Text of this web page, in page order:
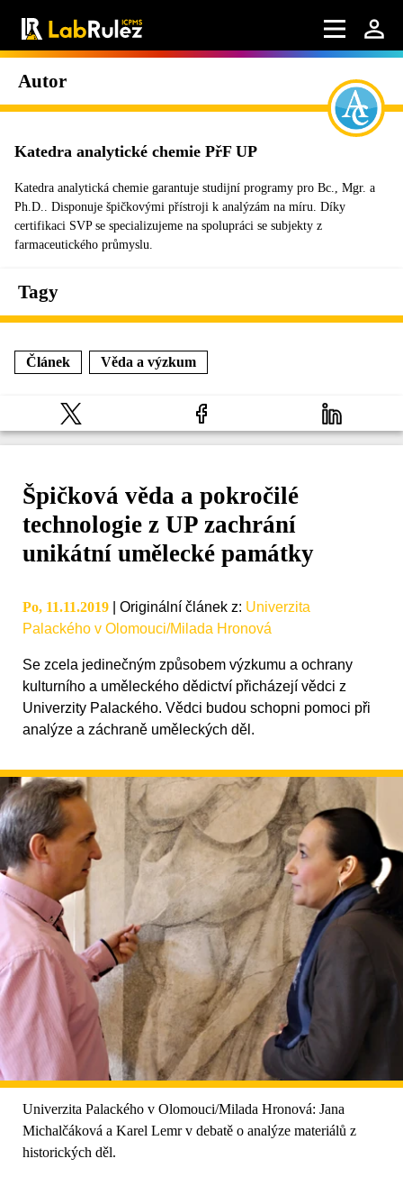
Autor
Katedra analytické chemie PřF UP
Katedra analytická chemie garantuje studijní programy pro Bc., Mgr. a
Ph.D.. Disponuje špičkovými přístroji k analýzám na míru. Díky
certifikaci SVP se specializujeme na spolupráci se subjekty z
farmaceutického průmyslu.
Tagy
Článek Věda a výzkum
Špičková věda a pokročilé
technologie z UP zachrání
unikátní umělecké památky
Po, 11.11.2019 Originální článek z: Univerzita
Palackého v Olomouci/Milada Hronová
Se zcela jedinečným způsobem výzkumu a ochrany
kulturního a uměleckého dědictví přicházejí vědci z
Univerzity Palackého. Vědci budou schopni pomoci při
analýze a záchraně uměleckých děl.
Univerzita Palackého v Olomouci/Milada Hronová: Jana
Michalčáková a Karel Lemr v debatě o analýze materiálů z
historických děl.